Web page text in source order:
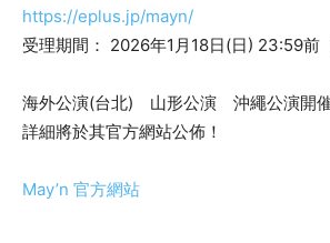
https://eplus.jp/mayn/
受理期間： 2026年1月18日(日) 23:59前
海外公演(台北) 山形公演 沖繩公演開催
詳細將於其官方網站公佈！
May’n 官方網站